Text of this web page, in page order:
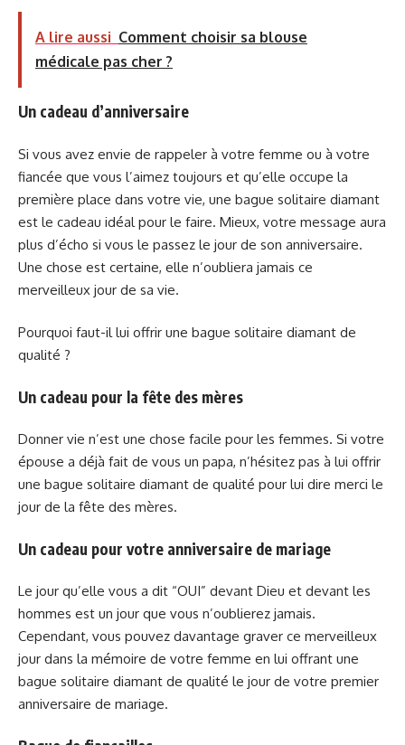
A lire aussi Comment choisir sa blouse
médicale pas cher ?
Un cadeau d’anniversaire
Si vous avez envie de rappeler à votre femme ou à votre
fiancée que vous l’aimez toujours et qu’elle occupe la
première place dans votre vie, une bague solitaire diamant
est le cadeau idéal pour le faire. Mieux, votre message aura
plus d’écho si vous le passez le jour de son anniversaire.
Une chose est certaine, elle n’oubliera jamais ce
merveilleux jour de sa vie.
Pourquoi faut-il lui offrir une bague solitaire diamant de
qualité ?
Un cadeau pour la fête des mères
Donner vie n’est une chose facile pour les femmes. Si votre
épouse a déjà fait de vous un papa, n’hésitez pas à lui offrir
une bague solitaire diamant de qualité pour lui dire merci le
jour de la fête des mères.
Un cadeau pour votre anniversaire de mariage
Le jour qu’elle vous a dit “OUI” devant Dieu et devant les
hommes est un jour que vous n’oublierez jamais.
Cependant, vous pouvez davantage graver ce merveilleux
jour dans la mémoire de votre femme en lui offrant une
bague solitaire diamant de qualité le jour de votre premier
anniversaire de mariage.